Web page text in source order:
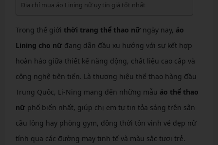
Địa chỉ mua áo Lining nữ uy tín giá tốt nhất
Trong thế giới thời trang thể thao nữngày nay, áo
Lining cho nữđang dẫn đầu xu hướng với sự kết hợp
hoàn hảo giữa thiết kế năng động, chất liệu cao cấp và
công nghệ tiên tiến. Là thương hiệu thể thao hàng đầu
Trung Quốc, Li-Ning mang đến những mẫu áo thể thao
nữphổ biến nhất, giúp chị em tự tin tỏa sáng trên sân
cầu lông hay phòng gym, đồng thời tôn vinh vẻ đẹp nữ
tính qua các đường may tinh tế và màu sắc tươi trẻ.